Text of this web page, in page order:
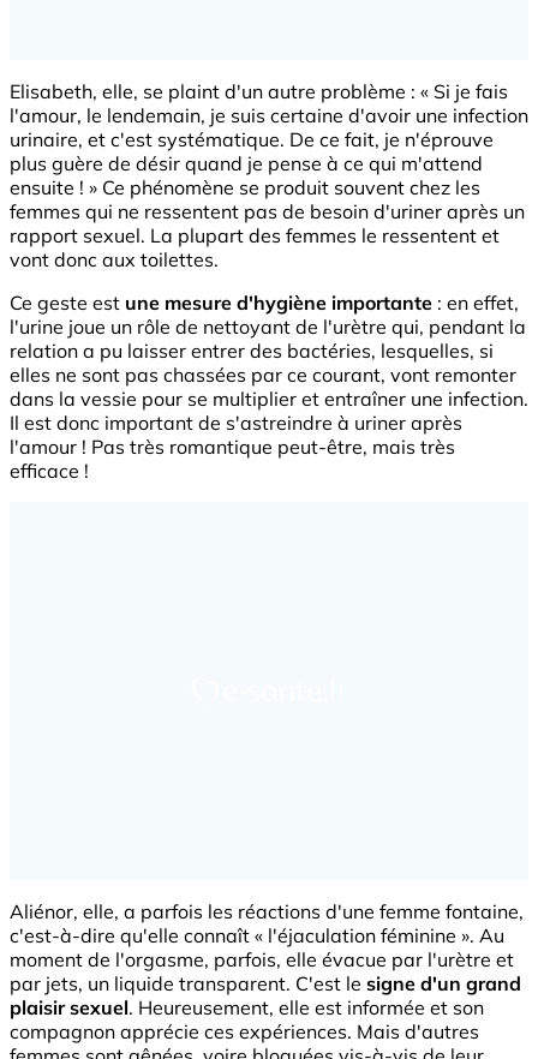
Elisabeth, elle, se plaint d'un autre problème : « Si je fais
l'amour, le lendemain, je suis certaine d'avoir une infection
urinaire, et c'est systématique. De ce fait, je n'éprouve
plus guère de désir quand je pense à ce qui m'attend
ensuite ! » Ce phénomène se produit souvent chez les
femmes qui ne ressentent pas de besoin d'uriner après un
rapport sexuel. La plupart des femmes le ressentent et
vont donc aux toilettes.
Ce geste est une mesure d'hygiène importante : en effet,
l'urine joue un rôle de nettoyant de l'urètre qui, pendant la
relation a pu laisser entrer des bactéries, lesquelles, si
elles ne sont pas chassées par ce courant, vont remonter
dans la vessie pour se multiplier et entraîner une infection.
Il est donc important de s'astreindre à uriner après
l'amour ! Pas très romantique peut-être, mais très
efficace !
Aliénor, elle, a parfois les réactions d'une femme fontaine,
c'est-à-dire qu'elle connaît « l'éjaculation féminine ». Au
moment de l'orgasme, parfois, elle évacue par l'urètre et
par jets, un liquide transparent. C'est le signe d'un grand
plaisir sexuel. Heureusement, elle est informée et son
compagnon apprécie ces expériences. Mais d'autres